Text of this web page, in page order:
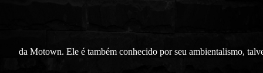
da Motown. Ele é também conhecido por seu ambientalismo,